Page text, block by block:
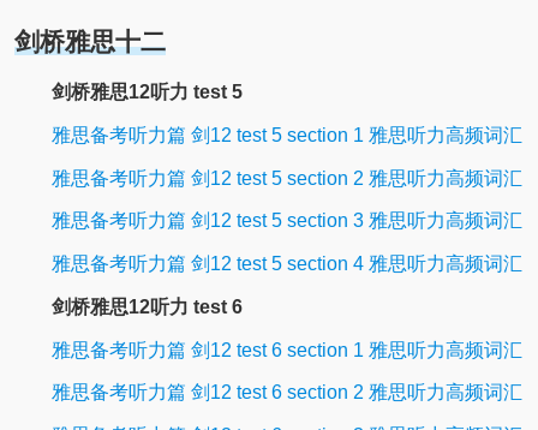
剑桥雅思十二
剑桥雅思12听力 test 5
雅思备考听力篇 剑12 test 5 section 1 雅思听力高频词汇
雅思备考听力篇 剑12 test 5 section 2 雅思听力高频词汇
雅思备考听力篇 剑12 test 5 section 3 雅思听力高频词汇
雅思备考听力篇 剑12 test 5 section 4 雅思听力高频词汇
剑桥雅思12听力 test 6
雅思备考听力篇 剑12 test 6 section 1 雅思听力高频词汇
雅思备考听力篇 剑12 test 6 section 2 雅思听力高频词汇